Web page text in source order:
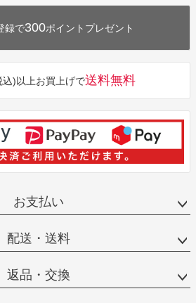
録で300ポイントプレゼント
)以上お買上げで送料無料
お支払い
配送・送料
返品・交換